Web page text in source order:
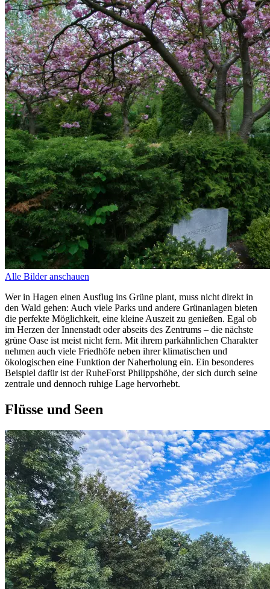
Alle Bilder anschauen
Wer in Hagen einen Ausflug ins Grüne plant, muss nicht direkt in
den Wald gehen: Auch viele Parks und andere Grünanlagen bieten
die perfekte Möglichkeit, eine kleine Auszeit zu genießen. Egal ob
im Herzen der Innenstadt oder abseits des Zentrums – die nächste
grüne Oase ist meist nicht fern. Mit ihrem parkähnlichen Charakter
nehmen auch viele Friedhöfe neben ihrer klimatischen und
ökologischen eine Funktion der Naherholung ein. Ein besonderes
Beispiel dafür ist der RuheForst Philippshöhe, der sich durch seine
zentrale und dennoch ruhige Lage hervorhebt.
Flüsse und Seen